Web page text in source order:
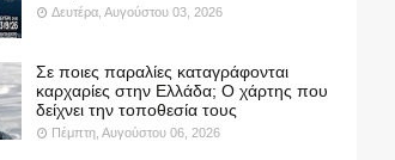
Δευτέρα, Αυγούστου 03, 2026
Σε ποιες παραλίες καταγράφονται
καρχαρίες στην Ελλάδα; Ο χάρτης που
δείχνει την τοποθεσία τους
Πέμπτη, Αυγούστου 06, 2026